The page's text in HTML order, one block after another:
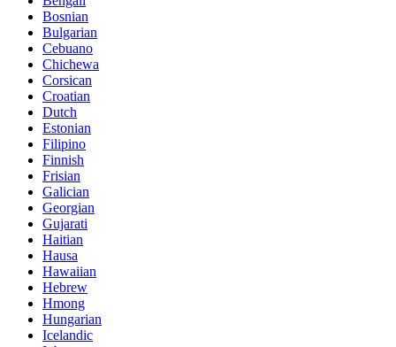
Bosnian
Bulgarian
Cebuano
Chichewa
Corsican
Croatian
Dutch
Estonian
Filipino
Finnish
Frisian
Galician
Georgian
Gujarati
Haitian
Hausa
Hawaiian
Hebrew
Hmong
Hungarian
Icelandic